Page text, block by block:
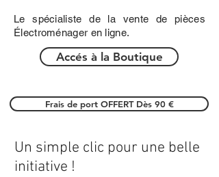
Le spécialiste de la vente de pièces
Électroménager en ligne.
Accés à la Boutique
Frais de port OFFERT Dès 90 €
Un simple clic pour une belle
initiative !